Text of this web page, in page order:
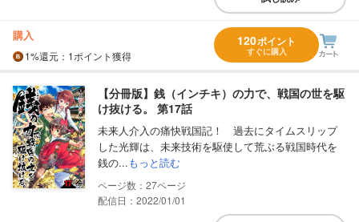
購入
1%還元 ：1ポイント獲得
120ポイント
すぐに購入
【分冊版】銭（インチキ）の力で、戦国の世を駆
け抜ける。 第17話
未来人介入の痛快戦国記！ 過去にタイムスリップ
した光輝は、未来技術を駆使して荒ぶる戦国時代を
銭の...もっと読む
27
配信日：2022/01/01